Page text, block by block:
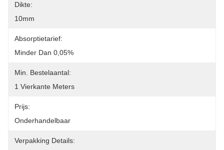
Dikte:
10mm
Absorptietarief:
Minder Dan 0,05%
Min. Bestelaantal:
1 Vierkante Meters
Prijs:
Onderhandelbaar
Verpakking Details: